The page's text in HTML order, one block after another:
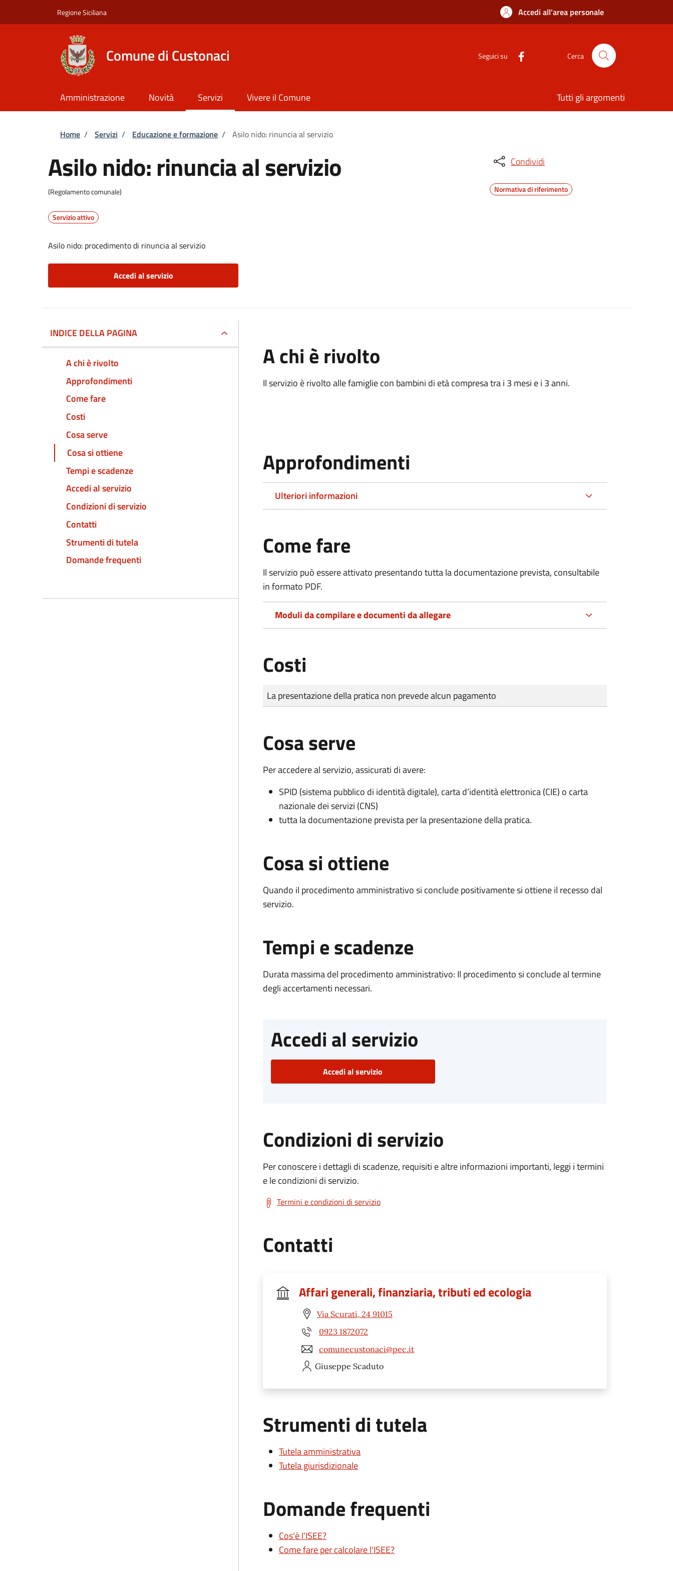
Regione Siciliana Accedi all'area personale
Comune di Custonaci Seguici su Cerca
Amministrazione Novità Servizi Vivere il Comune Tutti gli argomenti
Briciole di pane
Home / Servizi / Educazione e formazione / Asilo nido: rinuncia al servizio
Asilo nido: rinuncia al servizio
(Regolamento comunale)
Servizio attivo
Asilo nido: procedimento di rinuncia al servizio
Accedi al servizio
Condividi
Normativa di riferimento
INDICE DELLA PAGINA
A chi è rivolto
Approfondimenti
Come fare
Costi
Cosa serve
Cosa si ottiene
Tempi e scadenze
Accedi al servizio
Condizioni di servizio
Contatti
Strumenti di tutela
Domande frequenti
A chi è rivolto
Il servizio è rivolto alle famiglie con bambini di età compresa tra i 3 mesi e i 3 anni.
Approfondimenti
Ulteriori informazioni
Come fare
Il servizio può essere attivato presentando tutta la documentazione prevista, consultabile
in formato PDF.
Moduli da compilare e documenti da allegare
Costi
Tipo di pagamento
Importo
La presentazione della pratica non prevede alcun pagamento
Cosa serve
Per accedere al servizio, assicurati di avere:
SPID (sistema pubblico di identità digitale), carta d’identità elettronica (CIE) o carta
nazionale dei servizi (CNS)
tutta la documentazione prevista per la presentazione della pratica.
Cosa si ottiene
Quando il procedimento amministrativo si conclude positivamente si ottiene il recesso dal
servizio.
Tempi e scadenze
Durata massima del procedimento amministrativo: Il procedimento si conclude al termine
degli accertamenti necessari.
Accedi al servizio
Accedi al servizio
Condizioni di servizio
Per conoscere i dettagli di scadenze, requisiti e altre informazioni importanti, leggi i termini
e le condizioni di servizio.
Termini e condizioni di servizio
Contatti
Affari generali, finanziaria, tributi ed ecologia
Via Scurati, 24 91015
0923 1872072
comunecustonaci@pec.it
Giuseppe Scaduto
Strumenti di tutela
Tutela amministrativa
Tutela giurisdizionale
Domande frequenti
Cos'è l'ISEE?
Come fare per calcolare l'ISEE?